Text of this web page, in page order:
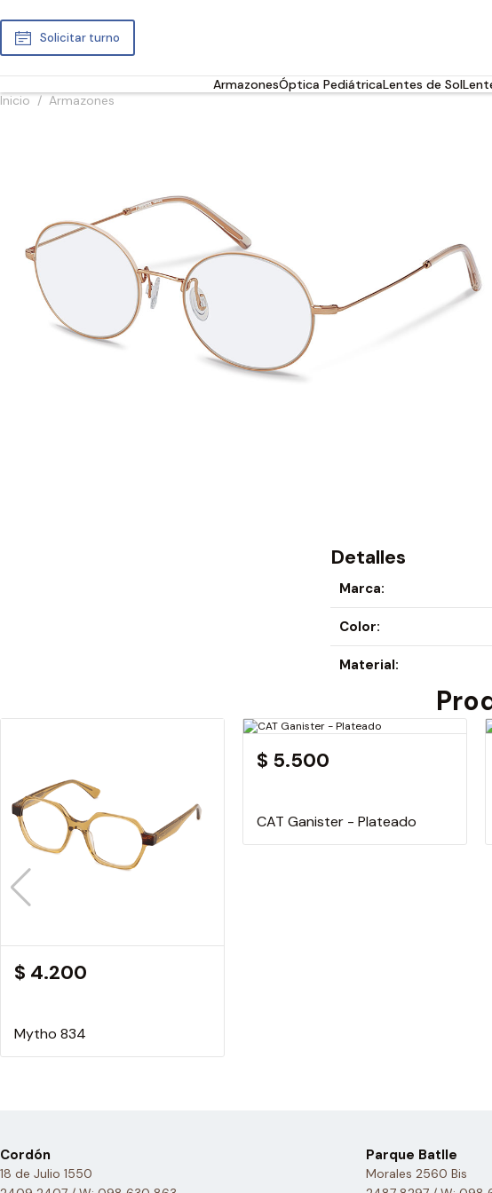
Solicitar turno
ArmazonesÓptica PediátricaLentes de Sol
Inicio / Armazones
Detalles
Marca:
Color:
Material:
$ 4.200
Mytho 834
$ 5.500
CAT Ganister - Plateado
Cordón
18 de Julio 1550
Parque Batlle
Morales 2560 Bis